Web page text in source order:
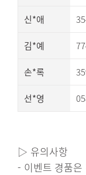
신*애
김*예
손*록
선*영
▷ 유의사항
- 이벤트 경품